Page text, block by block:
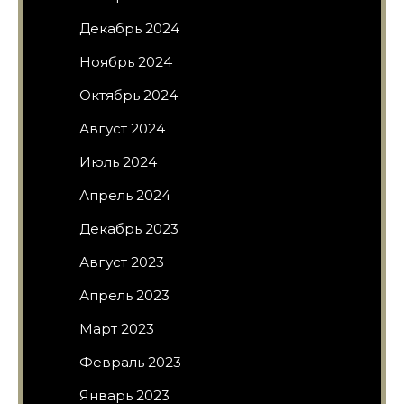
Декабрь 2024
Ноябрь 2024
Октябрь 2024
Август 2024
Июль 2024
Апрель 2024
Декабрь 2023
Август 2023
Апрель 2023
Март 2023
Февраль 2023
Январь 2023